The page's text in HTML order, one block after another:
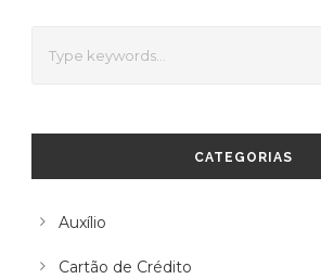
CATEGORIAS
Auxílio
Cartão de Crédito